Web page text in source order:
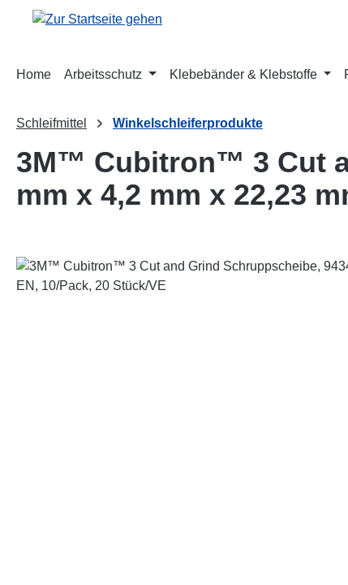
Hauptinhalt springen
Zur Suche springen
Zur Hauptnavigation springen
Home Arbeitsschutz Klebebänder & Klebstoffe
Schleifmittel Winkelschleiferprodukte
3M™ Cubitron™ 3 Cut
mm x 4,2 mm x 22,23
Bildergalerie überspringen